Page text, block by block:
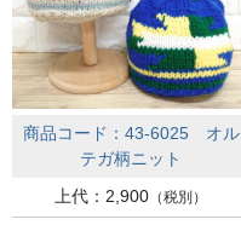
商品コード：43-6025 オル
テガ柄ニット
上代：2,900 （税別）